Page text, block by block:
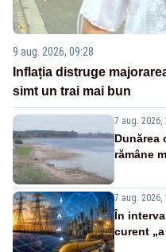
9 aug. 2026, 09:28
Inflația distruge
simt un trai mai bun
7 aug. 2026,
Dunărea
rămâne
7 aug. 2026,
În
curent